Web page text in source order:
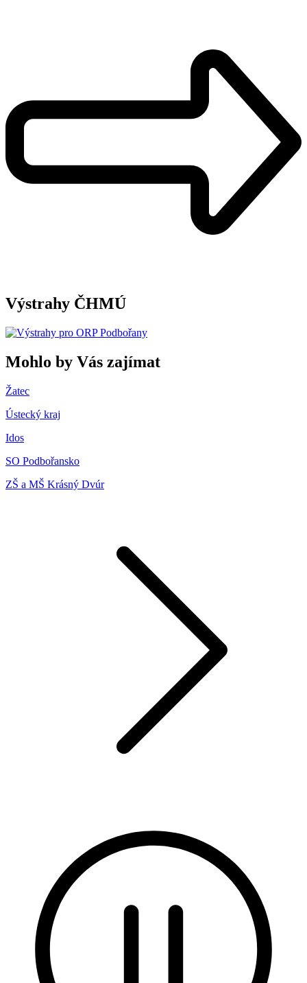
Výstrahy ČHMÚ
Mohlo by Vás zajímat
Žatec
Ústecký kraj
Idos
SO Podbořansko
ZŠ a MŠ Krásný Dvúr